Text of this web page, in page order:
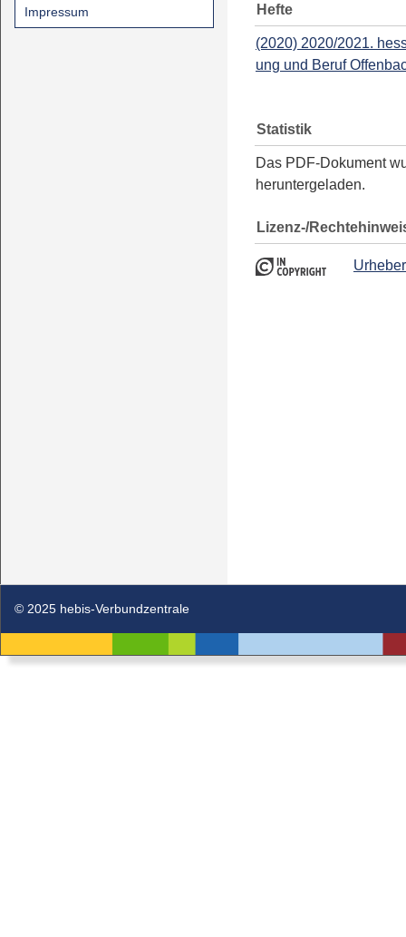
Impressum Hefte
(2020) 2020/2021.
ung und Beruf
Statistik
Das PDF-Dokument
heruntergeladen.
Lizenz-/
© 2025 hebis-Verbundzentrale